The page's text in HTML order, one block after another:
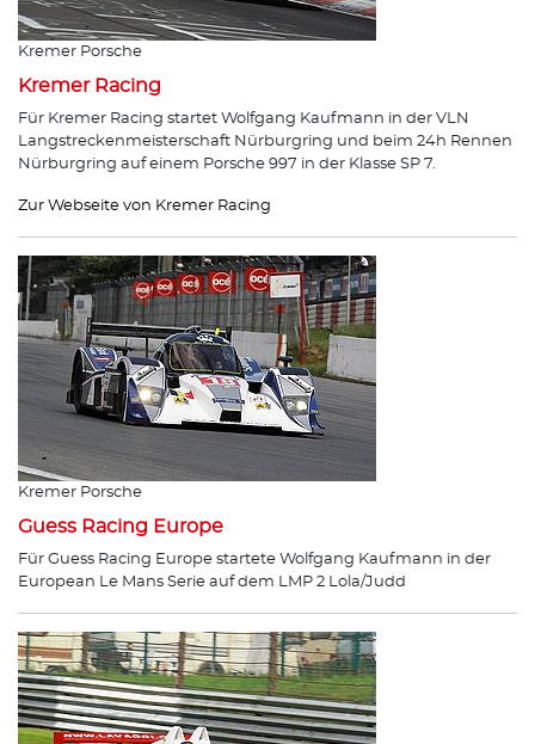
Kremer Porsche
Kremer Racing
Für Kremer Racing startet Wolfgang Kaufmann in der VLN
Langstreckenmeisterschaft Nürburgring und beim 24h Rennen
Nürburgring auf einem Porsche 997 in der Klasse SP 7.
Zur Webseite von Kremer Racing
Kremer Porsche
Guess Racing Europe
Für Guess Racing Europe startete Wolfgang Kaufmann in der
European Le Mans Serie auf dem LMP 2 Lola/Judd